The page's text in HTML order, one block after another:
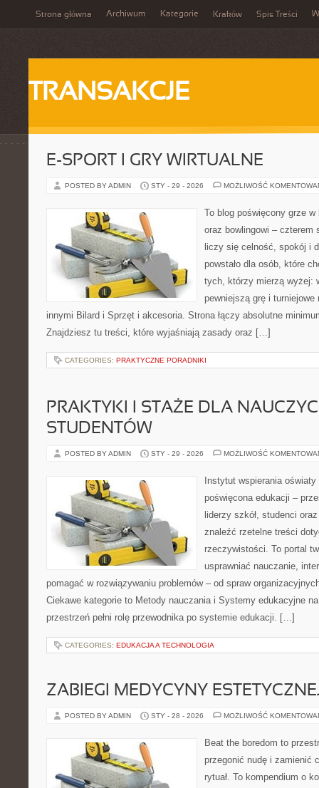
Strona główna Archiwum Kategorie Kraków Spis Treści
TRANSAKCJE
E-SPORT I GRY WIRTUALNE
POSTED BY ADMIN STY - 29 - 2026 MOŻLIWOŚĆ
To blog poświęcony grze
oraz bowlingowi – czterem
liczy się celność, spokój i
powstało dla osób, które
tych, którzy mierzą wyżej:
pewniejszą grę i
innymi Bilard i Sprzęt i akcesoria. Strona łączy absolutne
Znajdziesz tu treści, które wyjaśniają zasady oraz […]
CATEGORIES: PRAKTYCZNE PORADNIKI
PRAKTYKI I STAŻE DLA
STUDENTÓW
POSTED BY ADMIN STY - 29 - 2026 MOŻLIWOŚĆ
Instytut wspierania
poświęcona edukacji –
liderzy szkół, studenci
znaleźć rzetelne treści
rzeczywistości. To portal
usprawniać nauczanie,
pomagać w rozwiązywaniu problemów – od spraw
Ciekawe kategorie to Metody nauczania i Systemy edukacyjne
przestrzeń pełni rolę przewodnika po systemie edukacji. […]
CATEGORIES: EDUKACJA A TECHNOLOGIA
ZABIEGI MEDYCYNY
POSTED BY ADMIN STY - 28 - 2026 MOŻLIWOŚĆ
Beat the boredom to
przegonić nudę i zamienić
rytuał. To kompendium o